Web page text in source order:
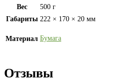
Вес
500 г
Габариты 222 × 170 × 20 мм
Материал Бумага
Отзывы